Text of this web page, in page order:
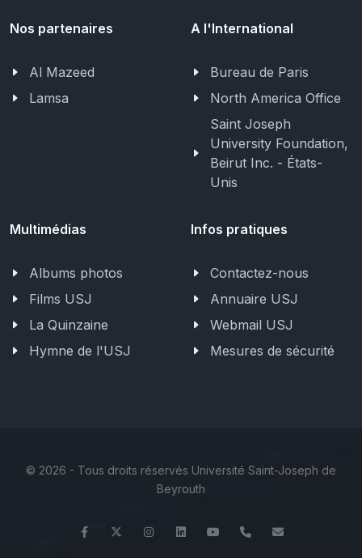
Nos partenaires
Al Mazeed
Lamsa
A l'International
Bureau de Paris
North America Office
Saint Joseph
University Foundation,
Beirut Inc. - États-
Unis
Multimédias
Albums photos
Films USJ
La Quinzaine
Hymne de l'USJ
Infos pratiques
Contactez-nous
Annuaire USJ
Webmail USJ
Mesures de sécurité
© 2026 - Tous droits réservés Université Saint-Joseph de
Beyrouth
FacebookTwitter InstagramLinkedInYouTube